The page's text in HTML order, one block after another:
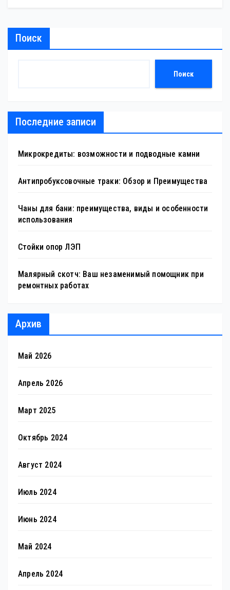
Поиск
Поиск
Последние записи
Микрокредиты: возможности и подводные камни
Антипробуксовочные траки: Обзор и Преимущества
Чаны для бани: преимущества, виды и особенности
использования
Стойки опор ЛЭП
Малярный скотч: Ваш незаменимый помощник при
ремонтных работах
Архив
Май 2026
Апрель 2026
Март 2025
Октябрь 2024
Август 2024
Июль 2024
Июнь 2024
Май 2024
Апрель 2024